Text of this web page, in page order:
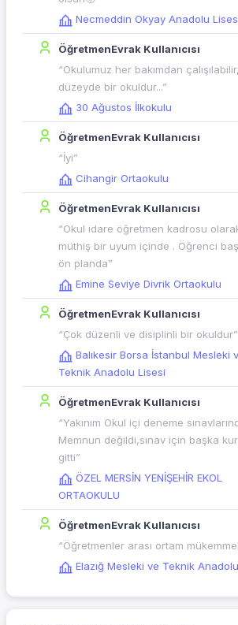
Necmeddin Okyay Anadolu
ÖğretmenEvrak Kullanıcısı
“Okulumuz her bakımdan
düzeyde bir okuldur...”
30 Ağustos İlkokulu
ÖğretmenEvrak Kullanıcısı
“İyi”
Cihangir Ortaokulu
ÖğretmenEvrak Kullanıcısı
“Okul idare öğretmen kadrosu
müthiş bir uyum içinde . Öğrenci
ön planda”
Emine Seviye Divrik Ortaokulu
ÖğretmenEvrak Kullanıcısı
“Çok düzenli ve disiplinli bir okuldur”
Balıkesir Borsa İstanbul Mesleki
Teknik Anadolu Lisesi
ÖğretmenEvrak Kullanıcısı
“Yakınım Okul içi deneme
Memnun değildi,sınav için başka
gitti”
ÖZEL MERSİN YENİŞEHİR EKOL
ORTAOKULU
ÖğretmenEvrak Kullanıcısı
“Öğretmenler arası ortam
Elazığ Mesleki ve Teknik